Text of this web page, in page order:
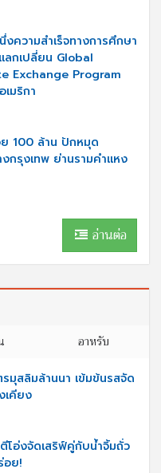
งความสำเร็จทางการศึกษา
ลกเปลี่ยน Global
Exchange Program
เมริกา
100 ล้าน ปักหมุด
งกรุงเทพ ย่านรามคำแหง
อ่านต่อ
อาหรับ
มุสลิมล้านนา เข้มข้นรสจัด
เคียง
โอ่งจัดเสริฟ์คู่กับนํ้าจิ้มถั่ว
อย!